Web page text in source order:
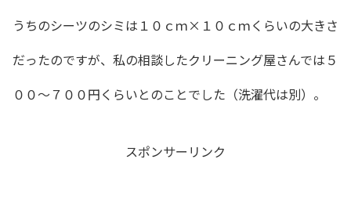
うちのシーツのシミは１０ｃｍ×１０ｃｍくらいの大きさ
だったのですが、私の相談したクリーニング屋さんでは５
００～７００円くらいとのことでした（洗濯代は別）。
スポンサーリンク